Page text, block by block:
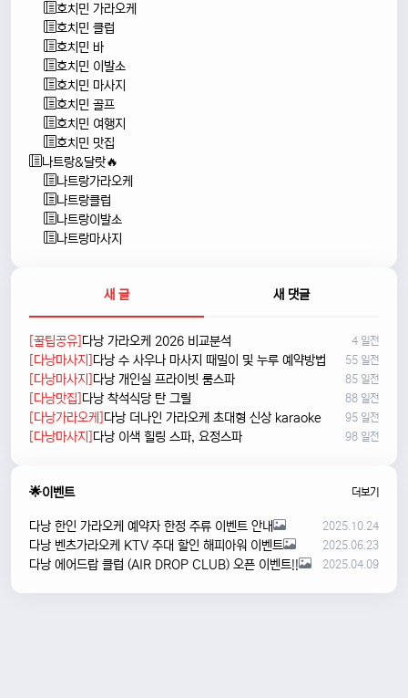
호치민 가라오케
호치민 클럽
호치민 바
호치민 이발소
호치민 마사지
호치민 골프
호치민 여행지
호치민 맛집
나트랑&달랏🔥
나트랑가라오케
나트랑클럽
나트랑이발소
나트랑마사지
새 글 새 댓글
[꿀팁공유]다낭 가라오케 2026 비교분석 4 일전
[다낭마사지]다낭 수 사우나 마사지 때밀이 및 누루 예약방법 55 일전
[다낭마사지]다낭 개인실 프라이빗 룸스파 85 일전
[다낭맛집]다낭 착석식당 탄 그릴 88 일전
[다낭가라오케]다낭 더나인 가라오케 초대형 신상 karaoke 95 일전
[다낭마사지]다낭 이색 힐링 스파, 요정스파 98 일전
🌟이벤트 더보기
다낭 한인 가라오케 예약자 한정 주류 이벤트 안내 2025.10.24
다낭 벤츠가라오케 KTV 주대 할인 해피아워 이벤트 2025.06.23
다낭 에어드랍 클럽 (AIR DROP CLUB) 오픈 이벤트!! 2025.04.09